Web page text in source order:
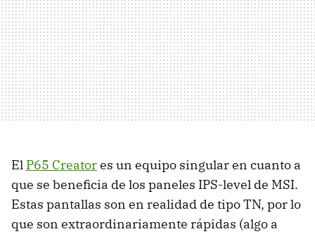
El P65 Creatores un equipo singular en cuanto a
que se beneficia de los paneles IPS-level de MSI.
Estas pantallas son en realidad de tipo TN, por lo
que son extraordinariamente rápidas (algo a